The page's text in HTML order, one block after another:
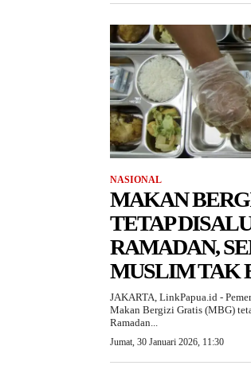
NASIONAL
MAKAN
TETAP
RAMADAN,
MUSLIM TAK
JAKARTA, LinkPapua.id -
Makan Bergizi Gratis (MBG)
Ramadan...
Jumat, 30 Januari 2026, 11:30